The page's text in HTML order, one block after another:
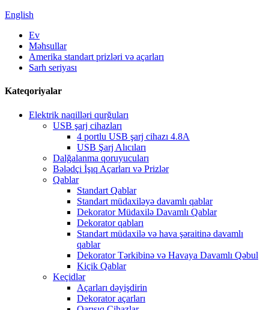
English
Ev
Məhsullar
Amerika standart prizləri və açarları
Sarh seriyası
Kateqoriyalar
Elektrik naqilləri qurğuları
USB şarj cihazları
4 portlu USB şarj cihazı 4.8A
USB Şarj Alıcıları
Dalğalanma qoruyucuları
Bələdçi İşıq Açarları və Prizlər
Qablar
Standart Qablar
Standart müdaxiləyə davamlı qablar
Dekorator Müdaxilə Davamlı Qablar
Dekorator qabları
Standart müdaxilə və hava şəraitinə davamlı
qablar
Dekorator Tərkibinə və Havaya Davamlı Qəbul
Kiçik Qablar
Keçidlər
Açarları dəyişdirin
Dekorator açarları